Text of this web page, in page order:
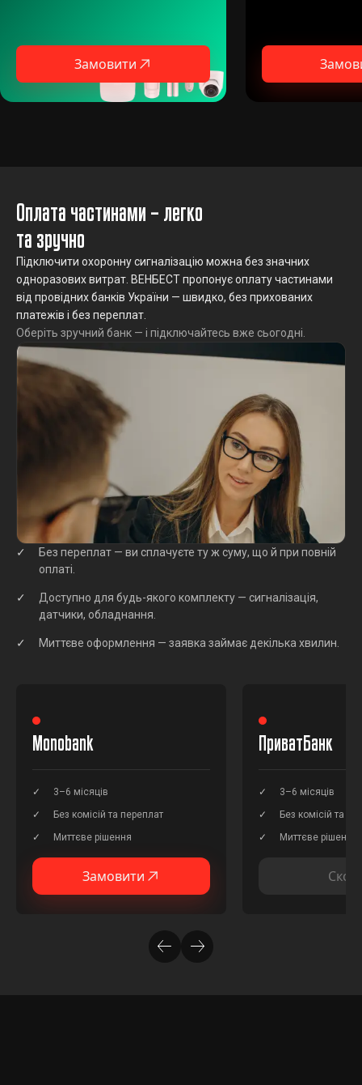
Замовити
Оплата частинами – легко
та зручно
Підключити охоронну сигналізацію можна без значних
одноразових витрат. ВЕНБЕСТ пропонує оплату частинами
від провідних банків України — швидко, без прихованих
платежів і без переплат.
Оберіть зручний банк — і підключайтесь вже сьогодні.
Без переплат — ви сплачуєте ту ж суму, що й при повній
оплаті.
Доступно для будь-якого комплекту — сигналізація,
датчики, обладнання.
Миттєве оформлення — заявка займає декілька хвилин.
Monobank
3–6 місяців
Без комісій та переплат
Миттєве рішення
Замовити
ПриватБанк
3–6 місяців
Без комісій та
Миттєве рішення